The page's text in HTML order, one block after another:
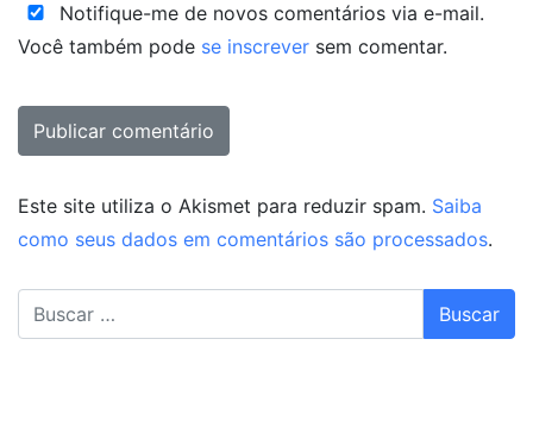
Notifique-me de novos comentários via e-mail.
Você também pode se inscrever sem comentar.
Este site utiliza o Akismet para reduzir spam. Saiba
como seus dados em comentários são processados.